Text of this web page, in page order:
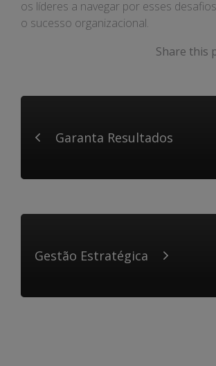
os líderes a navegar por esses
o sucesso organizacional.
Share this
Garanta Resultados
Gestão Estratégica